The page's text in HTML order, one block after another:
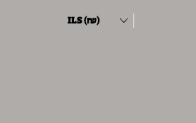
ILS (₪)